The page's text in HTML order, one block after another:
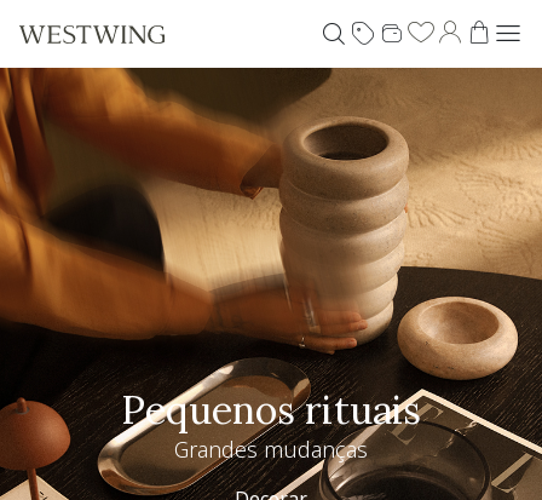
Pequenos rituais
Grandes mudanças